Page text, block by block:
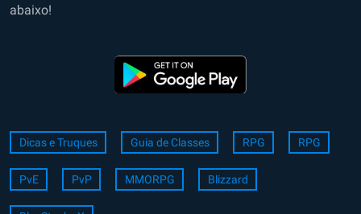
abaixo!
Dicas e Truques Guia de Classes RPG RPG
PvE PvP MMORPG Blizzard